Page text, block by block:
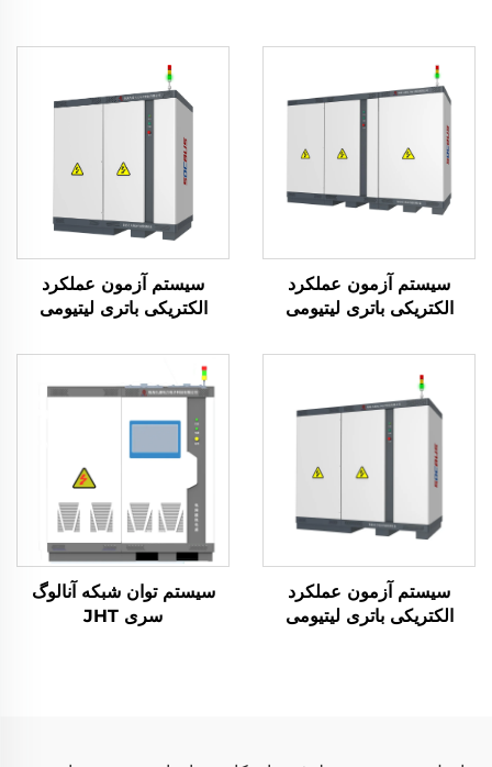
سیستم آزمون عملکرد
الکتریکی باتری لیتیومی
سیستم آزمون عملکرد
الکتریکی باتری لیتیومی
سیستم آزمون عملکرد
الکتریکی باتری لیتیومی
سیستم توان شبکه آنالوگ
سری JHT